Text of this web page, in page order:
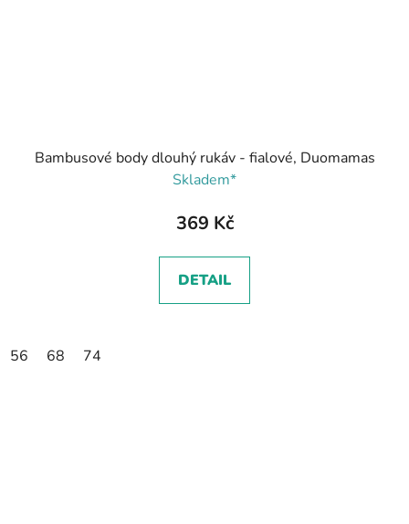
Bambusové body dlouhý rukáv - fialové, Duomamas
Skladem*
369 Kč
DETAIL
56 68 74